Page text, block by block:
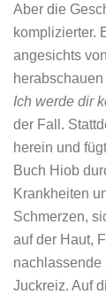
Aber die
komplizierter.
angesichts
Ich werde dir
der Fall.
herein und
Buch Hiob
Krankheiten
Schmerzen,
auf der Haut,
nachlassende
Juckreiz. Auf